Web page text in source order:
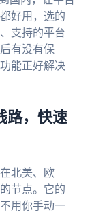
好用，选的
支持的平台
有没有保
能正好解决
路，快速
北美、欧
节点。它的
用你手动一